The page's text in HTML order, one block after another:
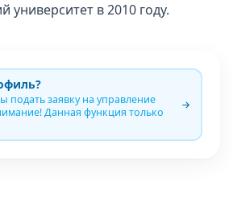
университет в 2010 году.
подать заявку на управление
Данная функция только